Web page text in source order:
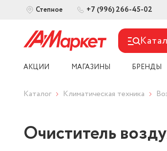
Степное +7 (996) 266-45-02
АКЦИИ МАГАЗИНЫ БРЕНДЫ
Каталог Климатическая техника
Очиститель